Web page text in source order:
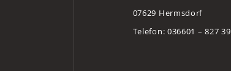
07629 Hermsdorf
Telefon: 036601 – 827 39